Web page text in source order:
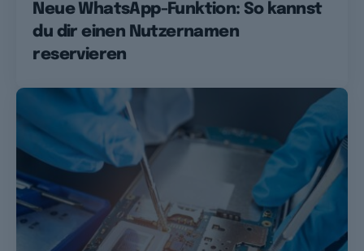
Neue WhatsApp-Funktion: So kannst
du dir einen Nutzernamen
reservieren